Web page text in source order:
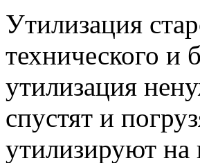
Утилизация
технического и
утилизация
спустят и
утилизируют на